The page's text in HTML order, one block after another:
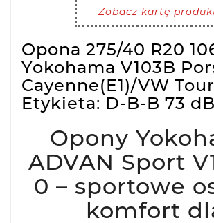
Zobacz kartę
Opona 275/40 R20
Yokohama V103B
Cayenne(E1)/VW
Etykieta: D-B-B 73 dB
Opony
ADVAN Sport
0 – sportowe
komfort